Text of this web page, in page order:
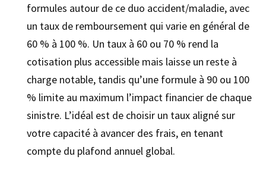
formules autour de ce duo accident/maladie, avec
un taux de remboursement qui varie en général de
60 % à 100 %. Un taux à 60 ou 70 % rend la
cotisation plus accessible mais laisse un reste à
charge notable, tandis qu’une formule à 90 ou 100
% limite au maximum l’impact financier de chaque
sinistre. L’idéal est de choisir un taux aligné sur
votre capacité à avancer des frais, en tenant
compte du plafond annuel global.